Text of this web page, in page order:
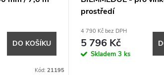
DO KOŠÍKU
Kód: 21195
prostředí
4 790 Kč bez DPH
5 796 Kč
Skladem 3 ks